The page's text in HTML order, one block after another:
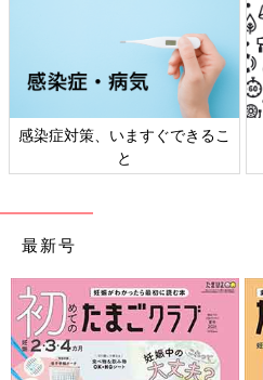
感染症対策、いますぐできるこ
と
最新号